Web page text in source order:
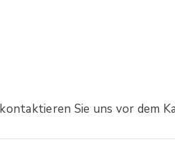
Sie uns vor dem